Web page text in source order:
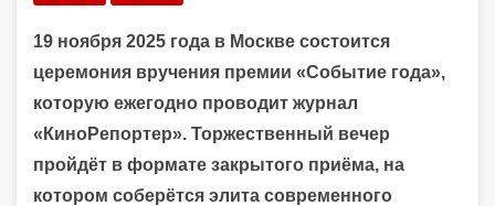
19 ноября 2025 года в Москве состоится
церемония вручения премии «Событие года»,
которую ежегодно проводит журнал
«КиноРепортер». Торжественный вечер
пройдёт в формате закрытого приёма, на
котором соберётся элита современного